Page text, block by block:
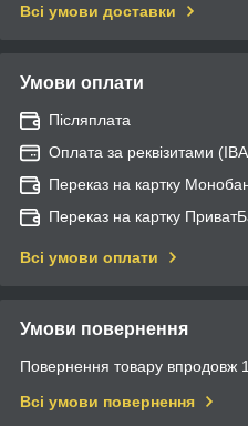
Всі умови доставки
Умови оплати
Післяплата
Оплата за реквізитами
Переказ на картку
Переказ на картку
Всі умови оплати
Умови повернення
Повернення товару впродовж
Всі умови повернення